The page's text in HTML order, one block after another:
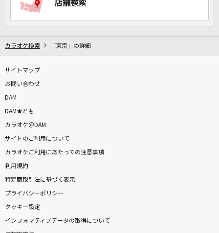
店舗検索
カラオケ検索 「東京」の詳細
サイトマップ
お問い合わせ
DAM
DAM★とも
カラオケ＠DAM
サイトのご利用について
カラオケご利用にあたっての注意事項
利用規約
特定商取引法に基づく表示
プライバシーポリシー
クッキー設定
インフォマティブデータの取得について